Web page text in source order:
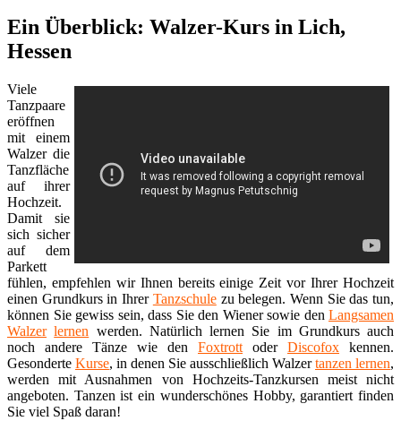
Ein Überblick: Walzer-Kurs in Lich,
Hessen
Viele
Tanzpaare
eröffnen
mit einem
Walzer die
Tanzfläche
auf ihrer
Hochzeit.
Damit sie
sich sicher
auf dem
Parkett
fühlen, empfehlen wir Ihnen bereits einige Zeit vor Ihrer Hochzeit
einen Grundkurs in Ihrer Tanzschulezu belegen. Wenn Sie das tun,
können Sie gewiss sein, dass Sie den Wiener sowie den Langsamen
Walzer lernen werden. Natürlich lernen Sie im Grundkurs auch
noch andere Tänze wie den Foxtrott oder Discofox kennen.
Gesonderte Kurse, in denen Sie ausschließlich Walzertanzen lernen,
werden mit Ausnahmen von Hochzeits-Tanzkursen meist nicht
angeboten. Tanzen ist ein wunderschönes Hobby, garantiert finden
Sie viel Spaß daran!